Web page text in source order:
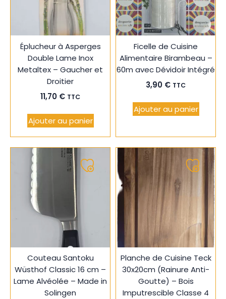
Éplucheur à Asperges
Double Lame Inox
Metaltex – Gaucher et
Droitier
11,70 € TTC
Ajouter au panier
Ficelle de Cuisine
Alimentaire Birambeau –
60m avec Dévidoir Intégré
3,90 € TTC
Ajouter au panier
Couteau Santoku
Wüsthof Classic 16 cm –
Lame Alvéolée – Made in
Solingen
Ajouter
Planche de Cuisine Teck
30x20cm (Rainure Anti-
Goutte) – Bois
Imputrescible Classe 4
Ajouter